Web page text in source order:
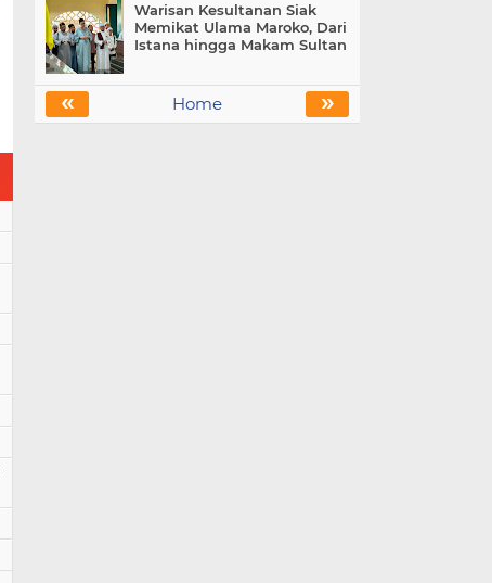
Warisan Kesultanan Siak
Memikat Ulama Maroko, Dari
Istana hingga Makam Sultan
« »
Home